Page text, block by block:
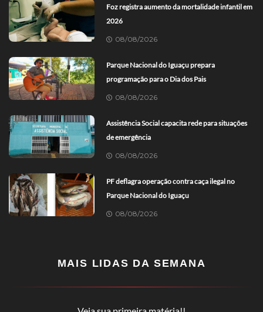
Foz registra aumento da mortalidade infantil em
2026
08/08/2026
Parque Nacional do Iguaçu prepara
programação para o Dia dos Pais
08/08/2026
Assistência Social capacita rede para situações
de emergência
08/08/2026
PF deflagra operação contra caça ilegal no
Parque Nacional do Iguaçu
08/08/2026
MAIS LIDAS DA SEMANA